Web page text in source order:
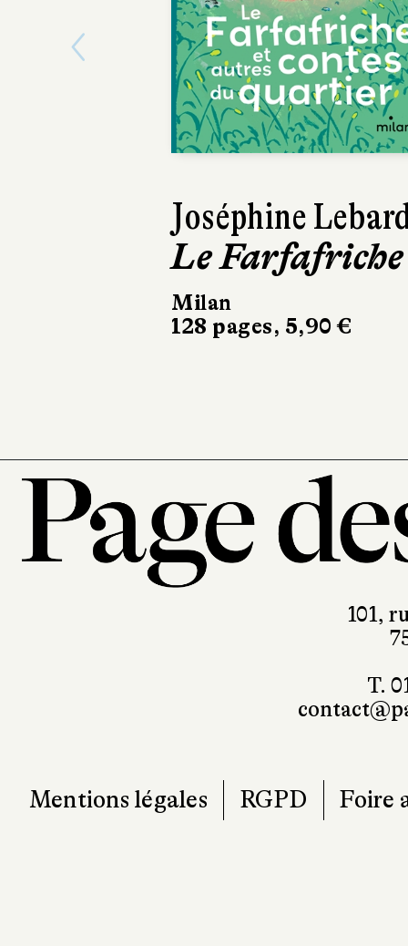
Joséphine
Le Farfafriche
Milan
128 pages, 5,90 €
Previous
101,
T.
Mentions légales RGPD Foire